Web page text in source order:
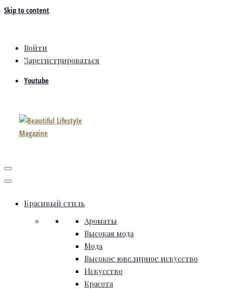
Skip to content
Войти
Зарегистрироваться
Youtube
Красивый стиль
Ароматы
Высокая мода
Мода
Высокое ювелирное искусство
Искусство
Красота